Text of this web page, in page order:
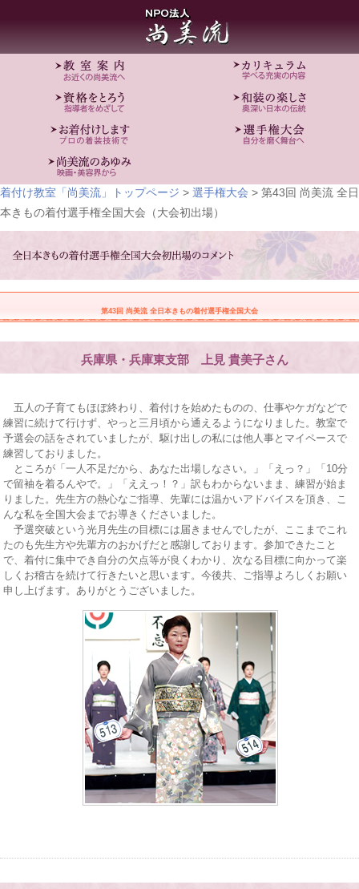
着付け教室「尚美流」トップページ > 選手権大会 > 第43回 尚美流 全日
本きもの着付選手権全国大会（大会初出場）
第43回 尚美流 全日本きもの着付選手権全国大会
兵庫県・兵庫東支部 上見 貴美子さん
五人の子育てもほぼ終わり、着付けを始めたものの、仕事やケガなどで
練習に続けて行けず、やっと三月頃から通えるようになりました。教室で
予選会の話をされていましたが、駆け出しの私には他人事とマイペースで
練習しておりました。
ところが「一人不足だから、あなた出場しなさい。」「えっ？」「10分
で留袖を着るんやで。」「ええっ！？」訳もわからないまま、練習が始ま
りました。先生方の熱心なご指導、先輩には温かいアドバイスを頂き、こ
んな私を全国大会までお導きくださいました。
予選突破という光月先生の目標には届きませんでしたが、ここまでこれ
たのも先生方や先輩方のおかげだと感謝しております。参加できたこと
で、着付に集中でき自分の欠点等が良くわかり、次なる目標に向かって楽
しくお稽古を続けて行きたいと思います。今後共、ご指導よろしくお願い
申し上げます。ありがとうございました。